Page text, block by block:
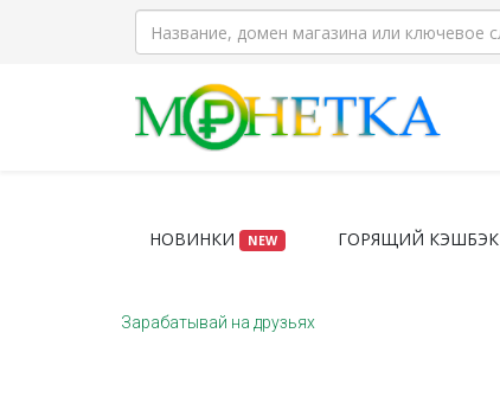
НОВИНКИ NEW ГОРЯЩИЙ КЭШБЭК
Зарабатывай на друзьях